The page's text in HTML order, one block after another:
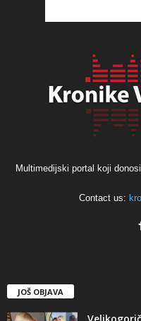
Multimedijski portal koji
Contact us:
JOŠ OBJAVA